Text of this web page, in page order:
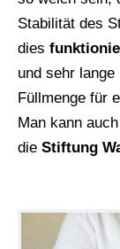
Stabilität des
dies
und sehr
Füllmenge für
Man kann
die Stiftung